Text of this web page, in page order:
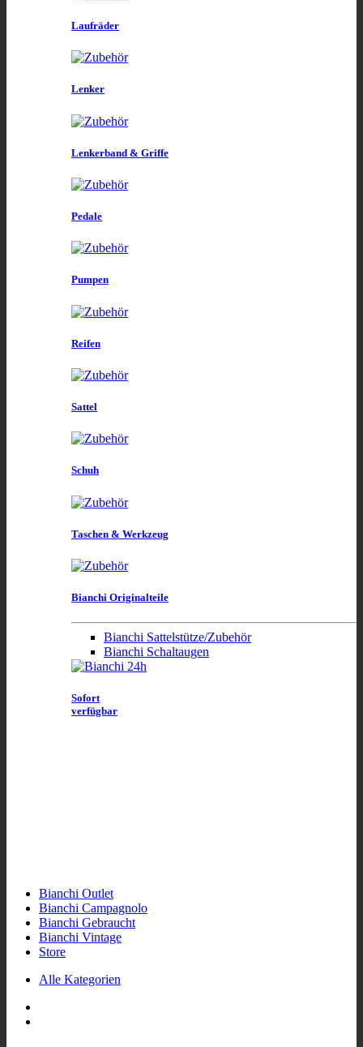
Laufräder
Lenker
Lenkerband & Griffe
Pedale
Pumpen
Reifen
Sattel
Schuh
Taschen & Werkzeug
Bianchi Originalteile
Bianchi Sattelstütze/Zubehör
Bianchi Schaltaugen
Sofort
verfügbar
Bianchi Outlet
Bianchi Campagnolo
Bianchi Gebraucht
Bianchi Vintage
Store
Alle Kategorien